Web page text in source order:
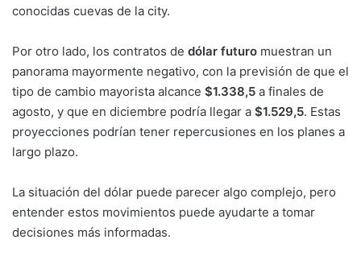
conocidas cuevas de la city.
Por otro lado, los contratos de dólar futuro muestran un
panorama mayormente negativo, con la previsión de que el
tipo de cambio mayorista alcance $1.338,5 a finales de
agosto, y que en diciembre podría llegar a $1.529,5. Estas
proyecciones podrían tener repercusiones en los planes a
largo plazo.
La situación del dólar puede parecer algo complejo, pero
entender estos movimientos puede ayudarte a tomar
decisiones más informadas.